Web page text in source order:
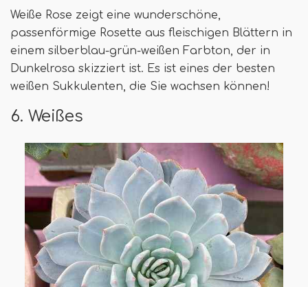
Weiße Rose zeigt eine wunderschöne,
passenförmige Rosette aus fleischigen Blättern in
einem silberblau-grün-weißen Farbton, der in
Dunkelrosa skizziert ist. Es ist eines der besten
weißen Sukkulenten, die Sie wachsen können!
6. Weißes